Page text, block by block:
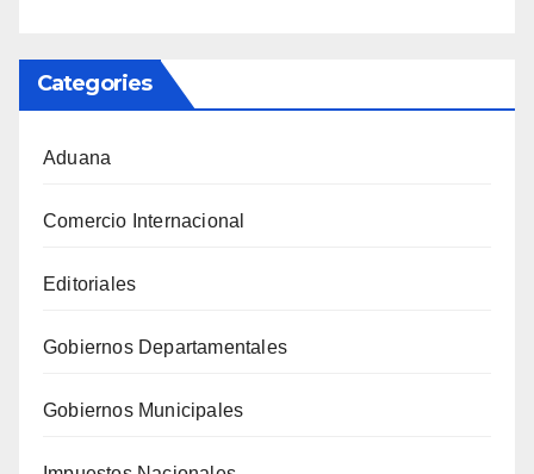
Categories
Aduana
Comercio Internacional
Editoriales
Gobiernos Departamentales
Gobiernos Municipales